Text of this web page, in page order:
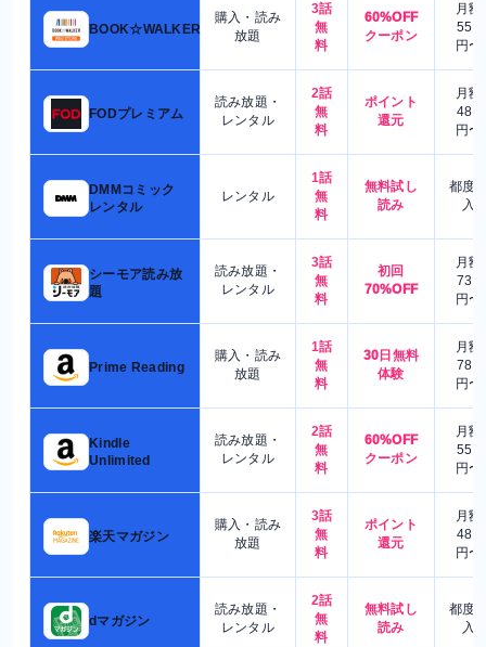
BOOK☆WALKER
購入・読み
放題
3話
無
料
60%OFF
クーポン
月額
550
円〜
FODプレミアム
読み放題・
レンタル
2話
無
料
ポイント
還元
月額
480
円〜
DMMコミック
レンタル
レンタル
1話
無
料
無料試し
読み
都度
入
シーモア読み放
題
読み放題・
レンタル
3話
無
料
初回
70%OFF
月額
730
円〜
Prime Reading
購入・読み
放題
1話
無
料
30日無料
体験
月額
780
円〜
Kindle
Unlimited
読み放題・
レンタル
2話
無
料
60%OFF
クーポン
月額
550
円〜
楽天マガジン
購入・読み
放題
3話
無
料
ポイント
還元
月額
480
円〜
dマガジン
読み放題・
レンタル
2話
無
料
無料試し
読み
都度
入